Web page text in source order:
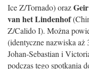
Ice Z/Tornado) oraz
van het Lindenhof
Z/Calido I). Można
(identyczne nazwiska aż
Johan-Sebastian i
podczas tego spotkania